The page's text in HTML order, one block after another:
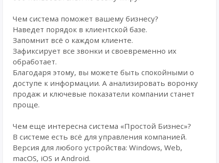
Чем система поможет вашему бизнесу?
Наведет порядок в клиентской базе.
Запомнит всё о каждом клиенте.
Зафиксирует все звонки и своевременно их
обработает.
Благодаря этому, вы можете быть спокойными о
доступе к информации. А анализировать воронку
продаж и ключевые показатели компании станет
проще.
Чем еще интересна система «Простой Бизнес»?
В системе есть всё для управления компанией.
Версия для любого устройства: Windows, Web,
macOS, iOS и Android.